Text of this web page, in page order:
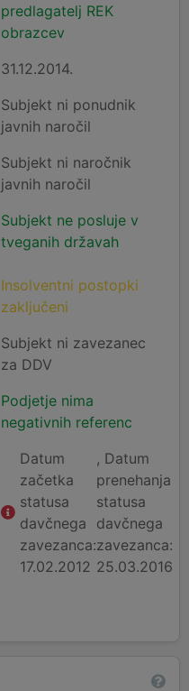
predlagatelj REK
obrazcev
31.12.2014.
Subjekt ni ponudnik
javnih naročil
Subjekt ni naročnik
javnih naročil
Subjekt ne posluje v
tveganih državah
Insolventni postopki
zaključeni
Subjekt ni zavezanec
za DDV
Podjetje nima
negativnih referenc
Datum
začetka
statusa
davčnega
zavezanca:
17.02.2012
, Datum
prenehanja
statusa
davčnega
zavezanca:
25.03.2016